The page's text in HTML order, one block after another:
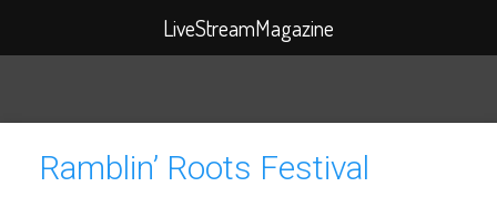
for:
Ramblin’ Roots Festival
LiveStreamMagazine